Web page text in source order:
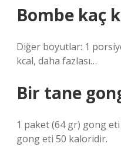
Bombe kaç
Diğer boyutlar: 1
kcal, daha fazlası…
Bir tane
1 paket (64 gr) gong
gong eti 50 kaloridir.